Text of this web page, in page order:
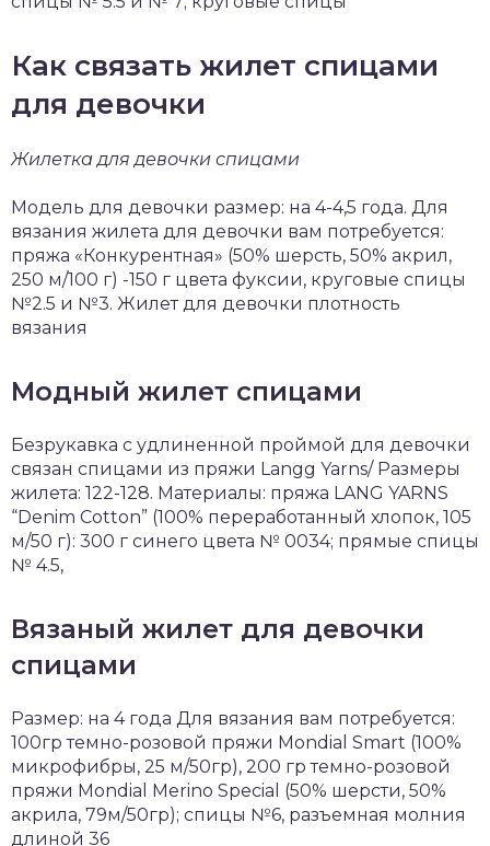
Как связать жилет спицами
для девочки
Жилетка для девочки спицами
Модель для девочки размер: на 4-4,5 года. Для
вязания жилета для девочки вам потребуется:
пряжа «Конку­рентная» (50% шерсть, 50% акрил,
250 м/100 г) -150 г цвета фуксии, круговые спицы
№2.5 и №3. Жилет для девочки плотность
вязания
Модный жилет спицами
Безрукавка с удлиненной проймой для девочки
связан спицами из пряжи Langg Yarns/ Размеры
жилета: 122-128. Материалы: пряжа LANG YARNS
“Denim Cotton” (100% переработанный хлопок, 105
м/50 г): 300 г синего цвета № 0034; прямые спицы
№ 4.5,
Вязаный жилет для девочки
спицами
Размер: на 4 года Для вязания вам потребуется:
100гр темно-розовой пряжи Mondial Smart (100%
микрофибры, 25 м/50гр), 200 гр темно-розовой
пряжи Mondial Merino Special (50% шерсти, 50%
акрила, 79м/50гр); спицы №6, разъемная молния
длиной 36